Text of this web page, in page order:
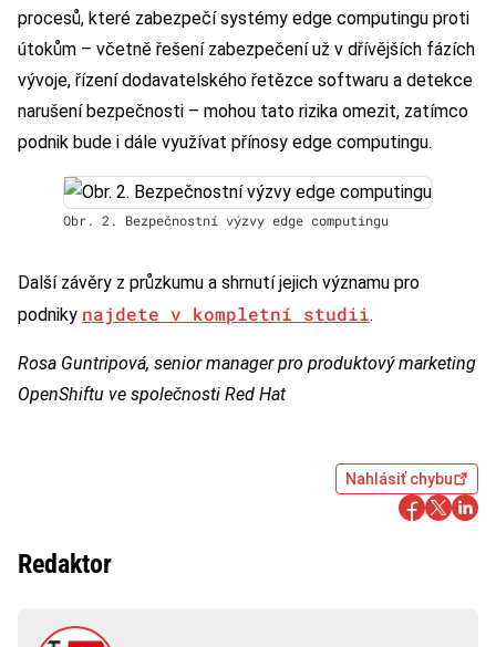
procesů, které zabezpečí systémy edge computingu proti
útokům – včetně řešení zabezpečení už v dřívějších fázích
vývoje, řízení dodavatelského řetězce softwaru a detekce
narušení bezpečnosti – mohou tato rizika omezit, zatímco
podnik bude i dále využívat přínosy edge computingu.
Obr. 2. Bezpečnostní výzvy edge computingu
Další závěry z průzkumu a shrnutí jejich významu pro
podniky najdete v kompletní studii.
Rosa Guntripová, senior manager pro produktový marketing
OpenShiftu ve společnosti Red Hat
Nahlásiť chybu
Redaktor